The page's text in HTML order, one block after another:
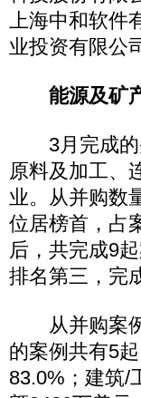
上海中和软件
业投资有限公
能源及矿
3月完成的
原料及加工、
业。从并购数
位居榜首，占
后，共完成9
排名第三，完
从并购案例
的案例共有5
83.0%；建筑/